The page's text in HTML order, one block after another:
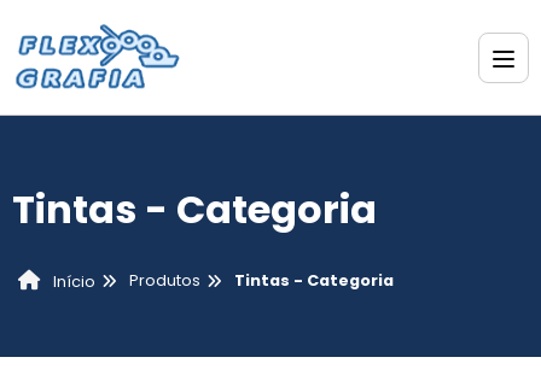
Tintas - Categoria
Início Produtos Tintas - Categoria